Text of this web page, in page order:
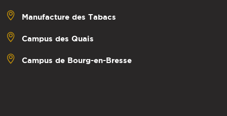
Manufacture des Tabacs
Campus des Quais
Campus de Bourg-en-Bresse